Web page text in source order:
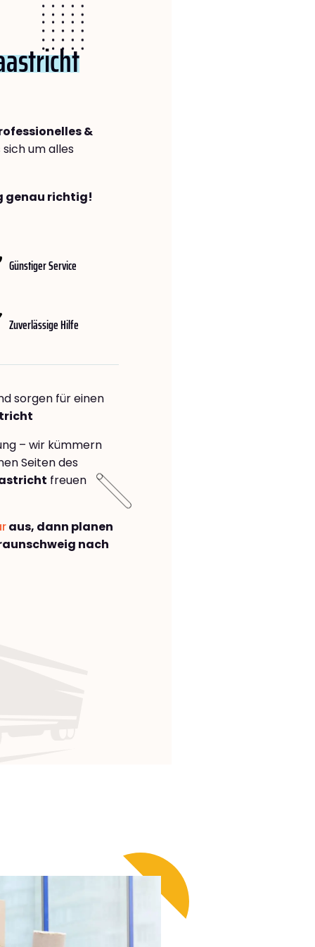
&
sich um alles
genau richtig!
Günstiger Service
Zuverlässige Hilfe
sorgen für einen
– wir kümmern
Seiten des
freuen
aus, dann planen
nach